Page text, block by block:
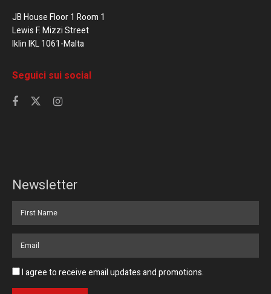
JB House Floor 1 Room 1
Lewis F. Mizzi Street
Iklin IKL 1061-Malta
Seguici sui social
Newsletter
I agree to receive email updates and promotions.